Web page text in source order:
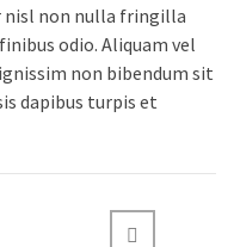
nisl non nulla fringilla
odio. Aliquam vel
non bibendum sit
dapibus turpis et